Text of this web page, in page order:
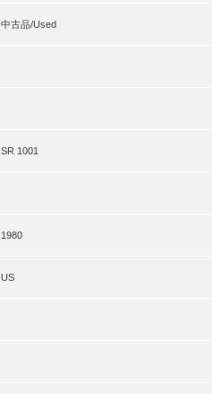
中古品/Used
SR 1001
1980
US